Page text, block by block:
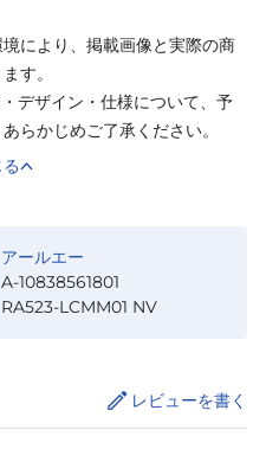
により、掲載画像と実際の商
す。
デザイン・仕様について、予
らかじめご了承ください。
アールエー
A-10838561801
RA523-LCMM01 NV
レビューを書く